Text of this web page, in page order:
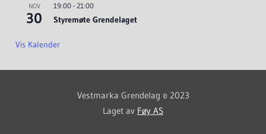
NOV
30
19:00- 21:00
Styremøte Grendelaget
Vis Kalender
Vestmarka Grendelag © 2023
Laget av Føy AS